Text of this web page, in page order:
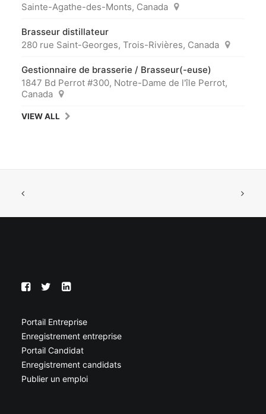
Sainte-Agathe-des-Monts, Canada
Brasseur distillateur
280 rue Saint-Georges, Trois-Rivières, Canada
Gestionnaire de brasserie / Brasseur(-euse)
1847 Bd Perrot #300, Notre-Dame de l'île Perrot,
Canada
VIEW ALL
Portail Entreprise
Enregistrement entreprise
Portail Candidat
Enregistrement candidats
Publier un emploi